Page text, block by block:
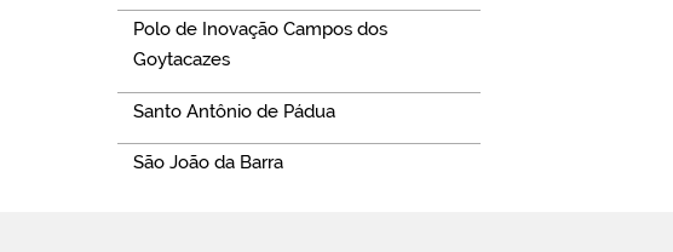
Polo de Inovação Campos dos
Goytacazes
Santo Antônio de Pádua
São João da Barra